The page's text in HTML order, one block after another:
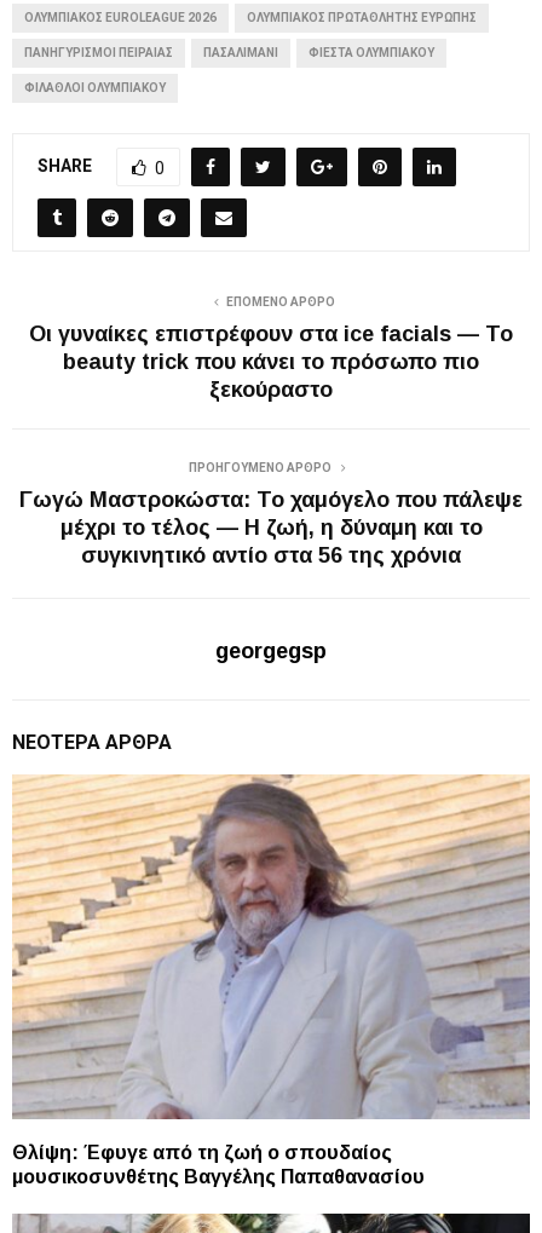
ΟΛΥΜΠΙΑΚΌΣ EUROLEAGUE 2026 ΟΛΥΜΠΙΑΚΌΣ ΠΡΩΤΑΘΛΗΤΉΣ ΕΥΡΏΠΗΣ
ΠΑΝΗΓΥΡΙΣΜΟΊ ΠΕΙΡΑΙΆΣ ΠΑΣΑΛΙΜΆΝΙ ΦΙΈΣΤΑ ΟΛΥΜΠΙΑΚΟΎ
ΦΊΛΑΘΛΟΙ ΟΛΥΜΠΙΑΚΟΎ
SHARE 0
ΕΠΌΜΕΝΟ ΆΡΘΡΟ
Οι γυναίκες επιστρέφουν στα ice facials — Το
beauty trick που κάνει το πρόσωπο πιο
ξεκούραστο
ΠΡΟΗΓΟΎΜΕΝΟ ΆΡΘΡΟ
Γωγώ Μαστροκώστα: Το χαμόγελο που πάλεψε
μέχρι το τέλος — Η ζωή, η δύναμη και το
συγκινητικό αντίο στα 56 της χρόνια
georgegsp
ΝΕΌΤΕΡΑ ΆΡΘΡΑ
Θλίψη: Έφυγε από τη ζωή ο σπουδαίος
μουσικοσυνθέτης Βαγγέλης Παπαθανασίου